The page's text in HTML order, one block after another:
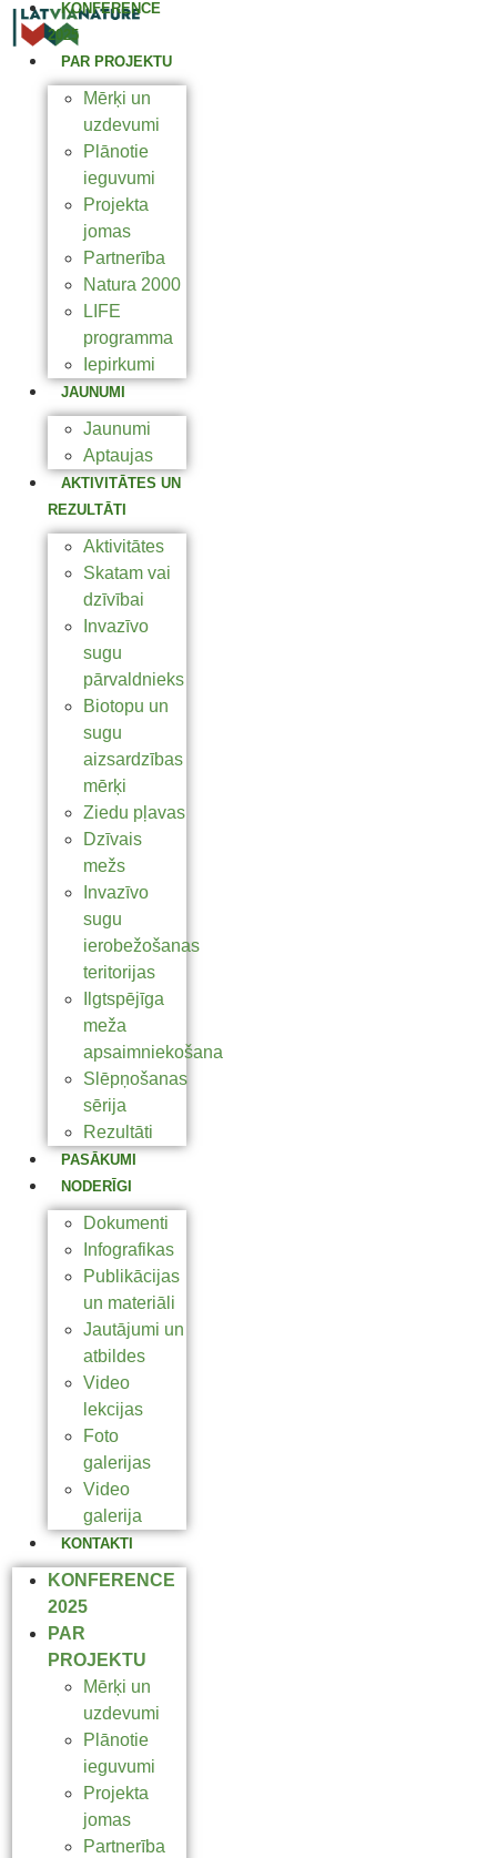
KONFERENCE
2025
PAR PROJEKTU
Mērķi un
uzdevumi
Plānotie
ieguvumi
Projekta
jomas
Partnerība
Natura 2000
LIFE
programma
Iepirkumi
JAUNUMI
Jaunumi
Aptaujas
AKTIVITĀTES UN
REZULTĀTI
Aktivitātes
Skatam vai
dzīvībai
Invazīvo
sugu
pārvaldnieks
Biotopu un
sugu
aizsardzības
mērķi
Ziedu pļavas
Dzīvais
mežs
Invazīvo
sugu
ierobežošanas
teritorijas
Ilgtspējīga
meža
apsaimniekošana
Slēpņošanas
sērija
Rezultāti
PASĀKUMI
NODERĪGI
Dokumenti
Infografikas
Publikācijas
un materiāli
Jautājumi un
atbildes
Video
lekcijas
Foto
galerijas
Video
galerija
KONTAKTI
KONFERENCE
2025
PAR
PROJEKTU
Mērķi un
uzdevumi
Plānotie
ieguvumi
Projekta
jomas
Partnerība